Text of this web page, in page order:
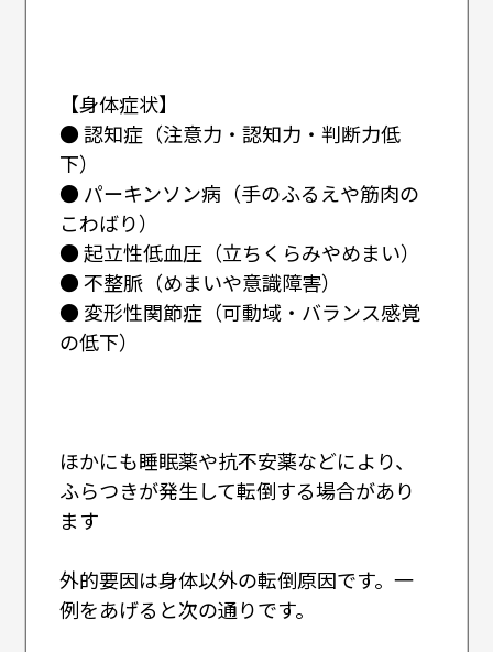
【身体症状】
● 認知症（注意力・認知力・判断力低
下）
● パーキンソン病（手のふるえや筋肉の
こわばり）
● 起立性低血圧（立ちくらみやめまい）
● 不整脈（めまいや意識障害）
● 変形性関節症（可動域・バランス感覚
の低下）
ほかにも睡眠薬や抗不安薬などにより、
ふらつきが発生して転倒する場合があり
ます
外的要因は身体以外の転倒原因です。一
例をあげると次の通りです。